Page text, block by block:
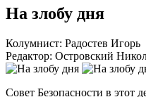
На злобу дня
Колумнист: Радостев Игорь
Редактор: Островский
Совет Безопасности в этот